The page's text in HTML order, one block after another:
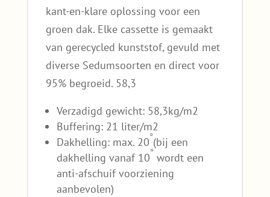
kant-en-klare oplossing voor een
groen dak. Elke cassette is gemaakt
van gerecycled kunststof, gevuld met
diverse Sedumsoorten en direct voor
95% begroeid. 58,3
Verzadigd gewicht: 58,3kg/m2
Buffering: 21 liter/m2
Dakhelling: max. 20
◦
(bij een
dakhelling vanaf 10
◦
wordt een
anti-afschuif voorziening
aanbevolen)